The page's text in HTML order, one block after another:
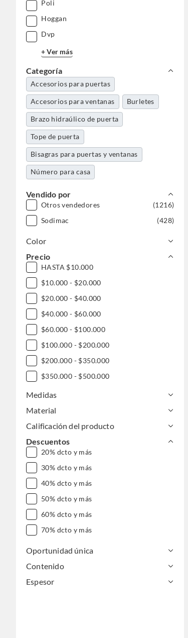
Poli
Hoggan
Dvp
+ Ver más
Categoría
Accesorios para puertas
Accesorios para ventanas Burletes
Brazo hidraúlico de puerta
Tope de puerta
Bisagras para puertas y ventanas
Número para casa
Vendido por
Otros vendedores
(1216)
Sodimac
(428)
Color
Precio
HASTA $10.000
$10.000 - $20.000
$20.000 - $40.000
$40.000 - $60.000
$60.000 - $100.000
$100.000 - $200.000
$200.000 - $350.000
$350.000 - $500.000
Medidas
Material
Calificación del producto
Descuentos
20% dcto y más
30% dcto y más
40% dcto y más
50% dcto y más
60% dcto y más
70% dcto y más
Oportunidad única
Contenido
Espesor